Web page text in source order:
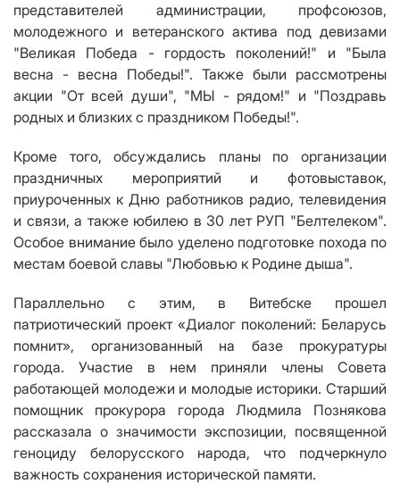
представителей администрации, профсоюзов,
молодежного и ветеранского актива под девизами
"Великая Победа - гордость поколений!" и "Была
весна - весна Победы!". Также были рассмотрены
акции "От всей души", "МЫ - рядом!" и "Поздравь
родных и близких с праздником Победы!".
Кроме того, обсуждались планы по организации
праздничных мероприятий и фотовыставок,
приуроченных к Дню работников радио, телевидения
и связи, а также юбилею в 30 лет РУП "Белтелеком".
Особое внимание было уделено подготовке похода по
местам боевой славы "Любовью к Родине дыша".
Параллельно с этим, в Витебске прошел
патриотический проект «Диалог поколений: Беларусь
помнит», организованный на базе прокуратуры
города. Участие в нем приняли члены Совета
работающей молодежи и молодые историки. Старший
помощник прокурора города Людмила Познякова
рассказала о значимости экспозиции, посвященной
геноциду белорусского народа, что подчеркнуло
важность сохранения исторической памяти.